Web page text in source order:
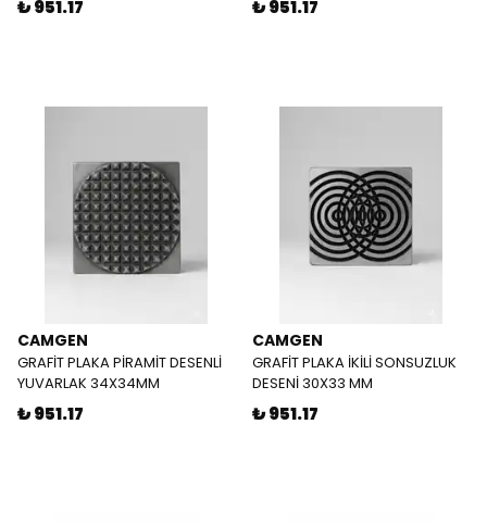
₺ 951.17 ₺ 951.17
CAMGEN
GRAFİT PLAKA PİRAMİT DESENLİ
YUVARLAK 34X34MM
₺ 951.17
CAMGEN
GRAFİT PLAKA İKİLİ SONSUZLUK
DESENİ 30X33 MM
₺ 951.17